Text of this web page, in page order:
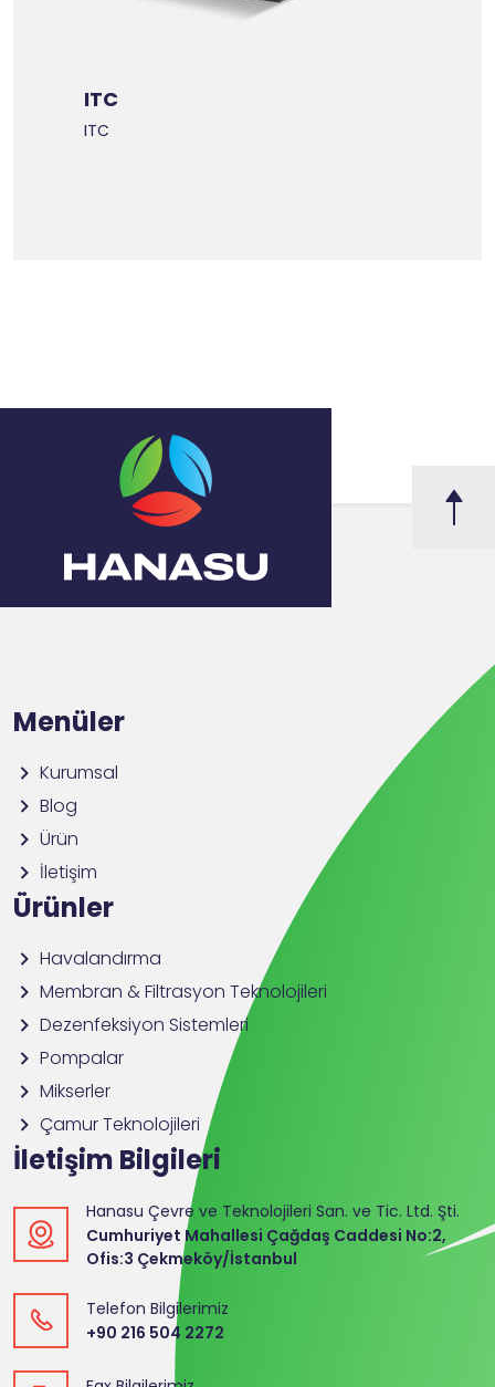
ITC
ITC
Menüler
Kurumsal
Blog
Ürün
İletişim
Ürünler
Havalandırma
Membran & Filtrasyon Teknolojileri
Dezenfeksiyon Sistemleri
Pompalar
Mikserler
Çamur Teknolojileri
İletişim Bilgileri
Hanasu Çevre ve Teknolojileri San. ve Tic. Ltd. Şti.
Cumhuriyet Mahallesi Çağdaş Caddesi No:2,
Ofis:3 Çekmeköy/İstanbul
Telefon Bilgilerimiz
+90 216 504 2272